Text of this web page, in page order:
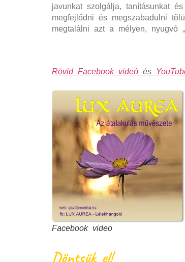
javunkat szolgálja, tanításunkat
megfejlődni és megszabadulni tőlü
megtalálni azt a mélyen, nyugvó
Rövid Facebook videó és
Facebook video
Döntsükel!